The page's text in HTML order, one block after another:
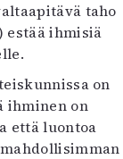
taho
estää ihmisiä
on
ihminen on
että luontoa